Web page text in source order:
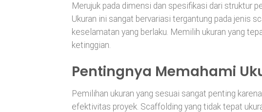
Merujuk pada dimensi dan spesifikasi dari struktur
Ukuran ini sangat bervariasi tergantung pada jenis
keselamatan yang berlaku. Memilih ukuran yang
ketinggian.
Pentingnya Memahami
Pemilihan ukuran yang sesuai sangat penting
efektivitas proyek. Scaffolding yang tidak tepat